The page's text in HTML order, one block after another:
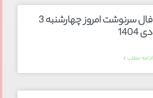
فال سرنوشت امروز چهارشنبه 3
دی 1404
ادامه مطلب »